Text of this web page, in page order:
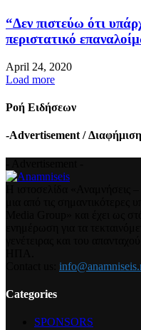
“Δεν πιστεύω ότι
περιστατικό
April 24, 2020
Load more
Ροή Ειδήσεων
-Advertisement /
Categories
SPONSORS